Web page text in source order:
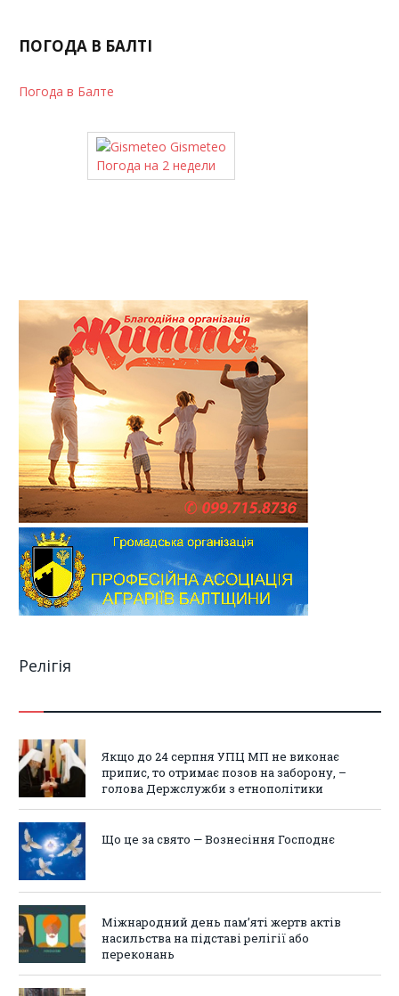
ПОГОДА В БАЛТІ
Погода в Балте
Gismeteo
Погода на 2 недели
Релігія
Якщо до 24 серпня УПЦ МП не виконає
припис, то отримає позов на заборону, –
голова Держслужби з етнополітики
Що це за свято — Вознесіння Господнє
Міжнародний день пам’яті жертв актів
насильства на підставі релігії або
переконань